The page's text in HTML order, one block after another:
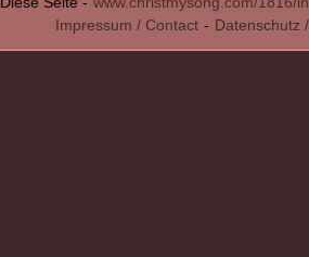
Impressum / Contact - Datenschutz